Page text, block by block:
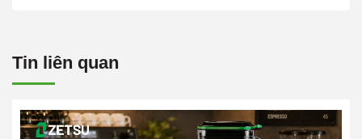
Tin liên quan